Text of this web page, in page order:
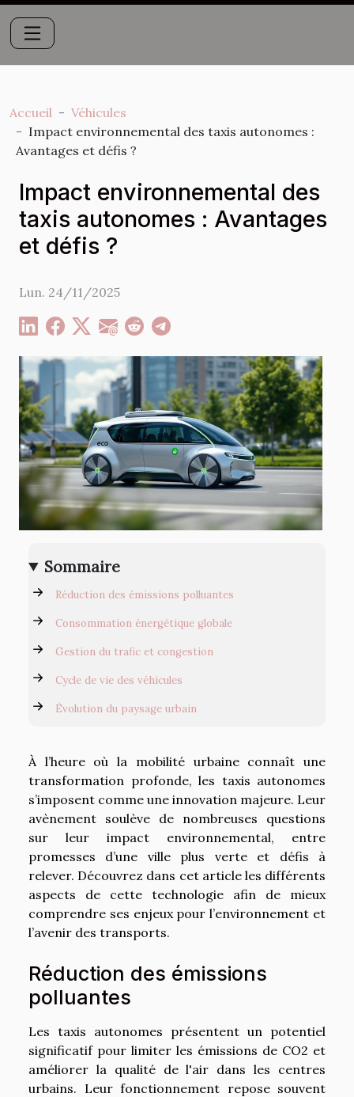
Accueil
Véhicules
Impact environnemental des taxis autonomes :
Avantages et défis ?
Impact environnemental des
taxis autonomes : Avantages
et défis ?
Lun. 24/11/2025
Sommaire
Réduction des émissions polluantes
Consommation énergétique globale
Gestion du trafic et congestion
Cycle de vie des véhicules
Évolution du paysage urbain
À l’heure où la mobilité urbaine connaît une
transformation profonde, les taxis autonomes
s’imposent comme une innovation majeure. Leur
avènement soulève de nombreuses questions
sur leur impact environnemental, entre
promesses d’une ville plus verte et défis à
relever. Découvrez dans cet article les différents
aspects de cette technologie afin de mieux
comprendre ses enjeux pour l’environnement et
l’avenir des transports.
Réduction des émissions
polluantes
Les taxis autonomes présentent un potentiel
significatif pour limiter les émissions de CO2 et
améliorer la qualité de l'air dans les centres
urbains. Leur fonctionnement repose souvent